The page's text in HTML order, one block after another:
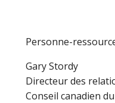
Personne-
Gary Stordy
Directeur des
Conseil canadien